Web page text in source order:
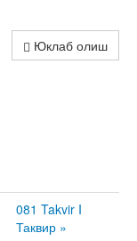
Юклаб олиш
081 Takvir I
Таквир »